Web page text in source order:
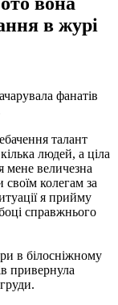
в журі
фанатів
талант
людей, а ціла
мене величезна
своїм колегам за
я прийму
справжнього
в білосніжному
привернула